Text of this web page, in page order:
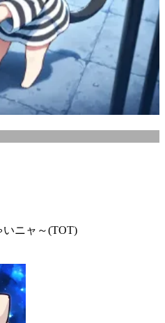
ニャ～(TOT)